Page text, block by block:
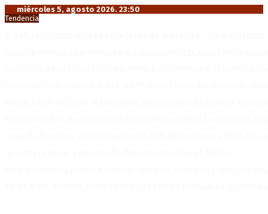
miércoles 5, agosto 2026. 23:50
Tendencia